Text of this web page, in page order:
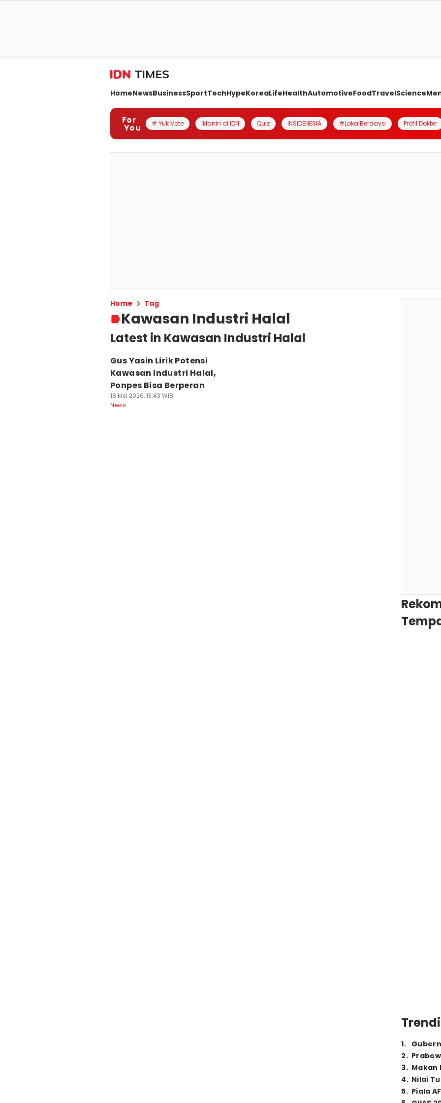
HomeNewsBusinessSportTechHypeKoreaLifeHealthAutomotiveFoodTravelScience
For
You # Yuk Vote Iklanin di IDN Quiz INSIDENESIA #LokalBerdaya Profil Dokter
Home Tag
Kawasan Industri Halal
Latest in Kawasan Industri Halal
Gus Yasin Lirik Potensi
Kawasan Industri Halal,
Ponpes Bisa Berperan
18 Mei 2026, 13:43 WIB
News
1.
2.
3. Makan
4. Nilai
5. Piala